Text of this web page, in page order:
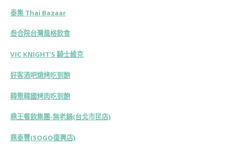
泰集 Thai Bazaar
叁合院台灣風格飲食
VIC KNIGHT’S 騎士維克
好客酒吧燒烤吃到飽
韓聚韓國烤肉吃到飽
鼎王餐飲集團-無老鍋(台北市民店)
鼎泰豐(SOGO復興店)